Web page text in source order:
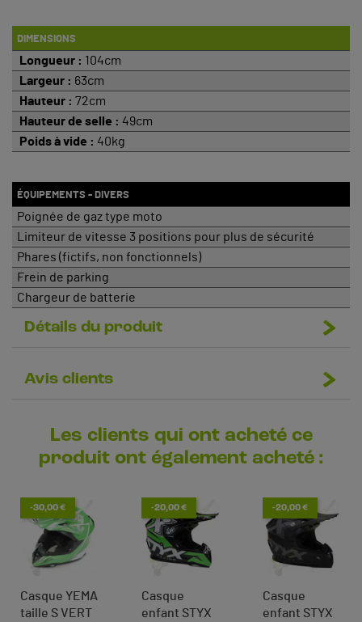
DIMENSIONS
Longueur : 104cm
Largeur : 63cm
Hauteur : 72cm
Hauteur de selle : 49cm
Poids à vide : 40kg
ÉQUIPEMENTS - DIVERS
Poignée de gaz type moto
Limiteur de vitesse 3 positions pour plus de sécurité
Phares (fictifs, non fonctionnels)
Frein de parking
Chargeur de batterie
Détails du produit
Avis clients
Les clients qui ont acheté ce
produit ont également acheté :
-30,00 €
Casque YEMA
taille S VERT
-20,00 €
Casque
enfant STYX
-20,00 €
Casque
enfant STYX